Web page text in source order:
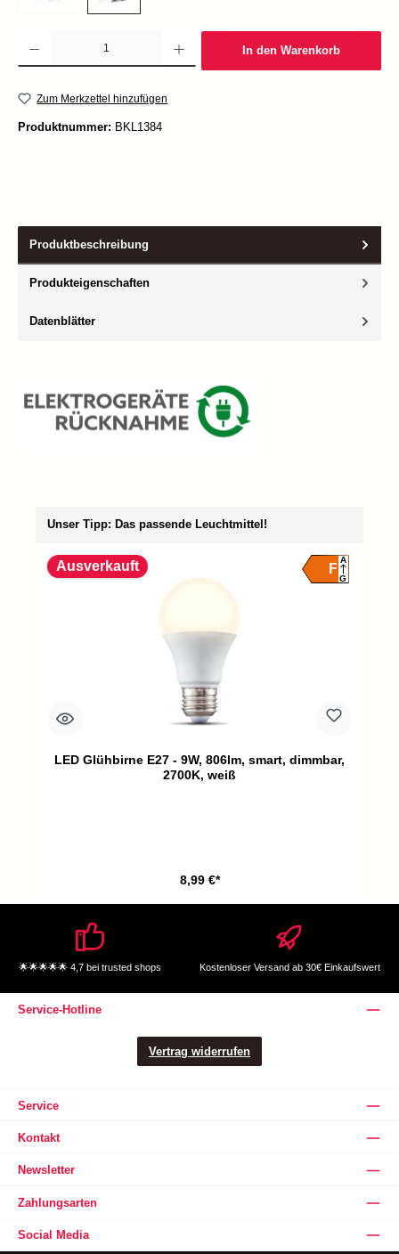
Produkt Anzahl: Gib den gewünschten Wert ein oder benutze die Schaltflächen um die
In den Warenkorb
Zum Merkzettel hinzufügen
Produktnummer: BKL1384
Produktbeschreibung
Produkteigenschaften
Datenblätter
Unser Tipp: Das passende Leuchtmittel!
Ausverkauft F
A
G
LED Glühbirne E27 - 9W, 806lm, smart, dimmbar,
2700K, weiß
8,99 €*
🌟🌟🌟🌟🌟 4,7 bei trusted shops Kostenloser Versand ab 30€ Einkaufswert
Service-Hotline
Vertrag widerrufen
Service
Kontakt
Newsletter
Zahlungsarten
Social Media